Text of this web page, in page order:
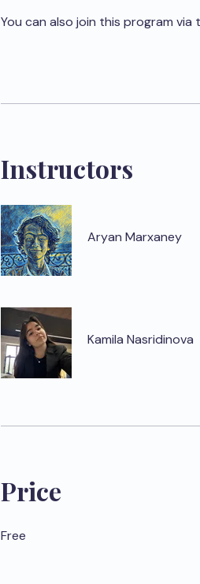
You can also join this program via
Instructors
Aryan Marxaney
Kamila Nasridinova
Price
Free